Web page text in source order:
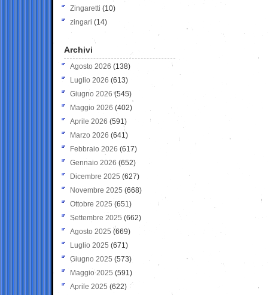
Zingaretti (10)
zingari (14)
Archivi
Agosto 2026 (138)
Luglio 2026 (613)
Giugno 2026 (545)
Maggio 2026 (402)
Aprile 2026 (591)
Marzo 2026 (641)
Febbraio 2026 (617)
Gennaio 2026 (652)
Dicembre 2025 (627)
Novembre 2025 (668)
Ottobre 2025 (651)
Settembre 2025 (662)
Agosto 2025 (669)
Luglio 2025 (671)
Giugno 2025 (573)
Maggio 2025 (591)
Aprile 2025 (622)